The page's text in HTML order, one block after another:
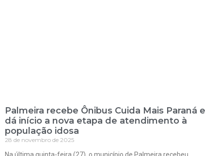
Palmeira recebe Ônibus Cuida Mais Paraná e
dá início a nova etapa de atendimento à
população idosa
28 de novembro de 2025